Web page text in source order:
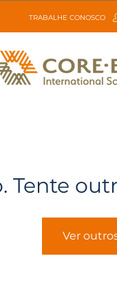
TRABALHE CONOSCO
Tente
Ver